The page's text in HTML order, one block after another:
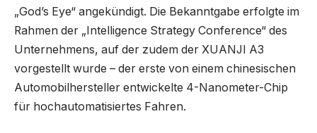
„God’s Eye“ angekündigt. Die Bekanntgabe erfolgte im
Rahmen der „Intelligence Strategy Conference“ des
Unternehmens, auf der zudem der XUANJI A3
vorgestellt wurde – der erste von einem chinesischen
Automobilhersteller entwickelte 4-Nanometer-Chip
für hochautomatisiertes Fahren.